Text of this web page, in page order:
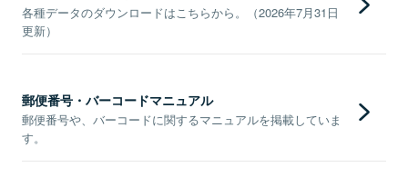
各種データのダウンロードはこちらから。（2026年7月31日
更新）
郵便番号・バーコードマニュアル
郵便番号や、バーコードに関するマニュアルを掲載していま
す。